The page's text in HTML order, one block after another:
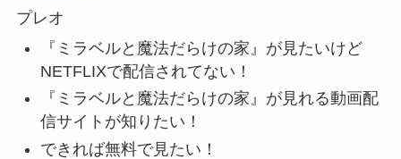
プレオ
『ミラベルと魔法だらけの家』が見たいけど
NETFLIXで配信されてない！
『ミラベルと魔法だらけの家』が見れる動画配
信サイトが知りたい！
できれば無料で見たい！